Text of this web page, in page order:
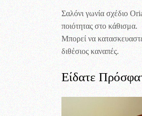
Σαλόνι γωνία σχέδιο
ποιότητας στο κάθισμα.
Μπορεί να
διθέσιος καναπές.
Είδατε